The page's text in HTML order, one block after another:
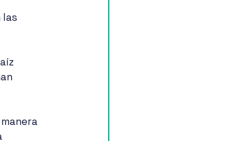
las